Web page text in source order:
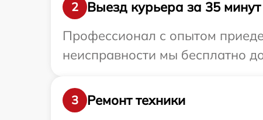
2
Выезд курьера за 35 минут
Профессионал с опытом
неисправности мы бесплатно
3
Ремонт техники